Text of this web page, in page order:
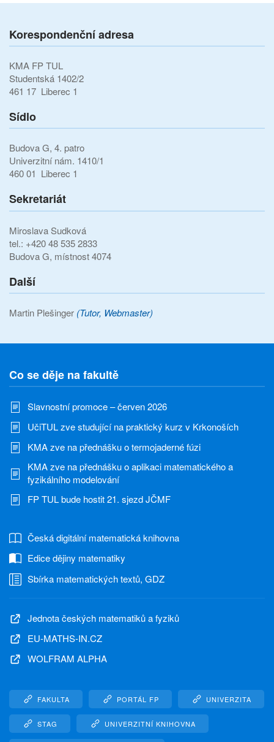
Korespondenční adresa
KMA FP TUL
Studentská 1402/2
461 17 Liberec 1
Sídlo
Budova G, 4. patro
Univerzitní nám. 1410/1
460 01 Liberec 1
Sekretariát
Miroslava Sudková
tel.: +420 48 535 2833
Budova G, místnost 4074
Další
Martin Plešinger (Tutor, Webmaster)
Co se děje na fakultě
Slavnostní promoce – červen 2026
UčiTUL zve studující na praktický kurz v Krkonoších
KMA zve na přednášku o termojaderné fúzi
KMA zve na přednášku o aplikaci matematického a
fyzikálního modelování
FP TUL bude hostit 21. sjezd JČMF
Česká digitální matematická knihovna
Edice dějiny matematiky
Sbírka matematických textů, GDZ
Jednota českých matematiků a fyziků
EU-MATHS-IN.CZ
WOLFRAM ALPHA
FAKULTA PORTÁL FP UNIVERZITA
STAG UNIVERZITNÍ KNIHOVNA